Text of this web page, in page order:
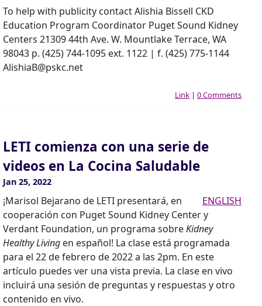
To help with publicity contact Alishia Bissell CKD
Education Program Coordinator Puget Sound Kidney
Centers 21309 44th Ave. W. Mountlake Terrace, WA
98043 p. (425) 744-1095 ext. 1122 | f. (425) 775-1144
AlishiaB@pskc.net
Link | 0 Comments
LETI comienza con una serie de
videos en La Cocina Saludable
Jan 25, 2022
ENGLISH
¡Marisol Bejarano de LETI presentará, en
cooperación con Puget Sound Kidney Center y
Verdant Foundation, un programa sobreKidney
Healthy Living en español! La clase está programada
para el 22 de febrero de 2022 a las 2pm. En este
artículo puedes ver una vista previa. La clase en vivo
incluirá una sesión de preguntas y respuestas y otro
contenido en vivo.